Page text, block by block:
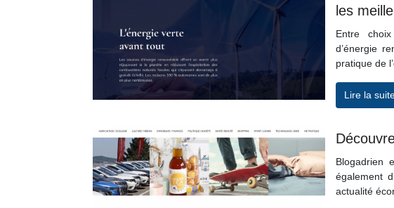
les
Entre
d’énergie
pratique de
Lire la
Blogadrien
également
actualité